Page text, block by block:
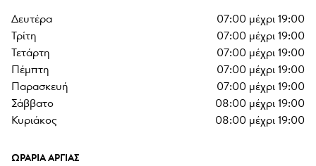
δευτέρα 07:00 μέχρι19:00
τρίτη
07:00 μέχρι19:00
τετάρτη
07:00 μέχρι19:00
πέμπτη
07:00 μέχρι19:00
παρασκευή
07:00 μέχρι19:00
σάββατο
08:00 μέχρι19:00
κυριάκος
08:00 μέχρι19:00
ΩΡΆΡΙΑ ΑΡΓΊΑΣ